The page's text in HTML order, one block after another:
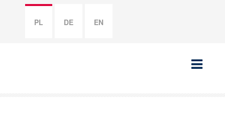
PL DE EN